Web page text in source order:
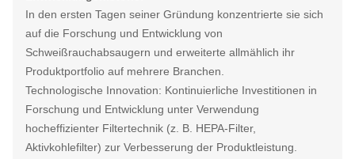
In den ersten Tagen seiner Gründung konzentrierte sie sich
auf die Forschung und Entwicklung von
Schweißrauchabsaugern und erweiterte allmählich ihr
Produktportfolio auf mehrere Branchen.
Technologische Innovation: Kontinuierliche Investitionen in
Forschung und Entwicklung unter Verwendung
hocheffizienter Filtertechnik (z. B. HEPA-Filter,
Aktivkohlefilter) zur Verbesserung der Produktleistung.